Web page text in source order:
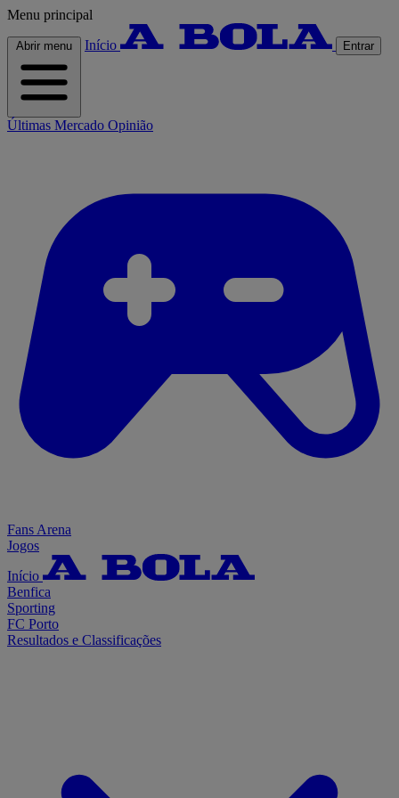
Menu principal
Abrir menu Início Entrar
Últimas Mercado Opinião
Fans Arena
Jogos
Início
Benfica
Sporting
FC Porto
Resultados e Classificações